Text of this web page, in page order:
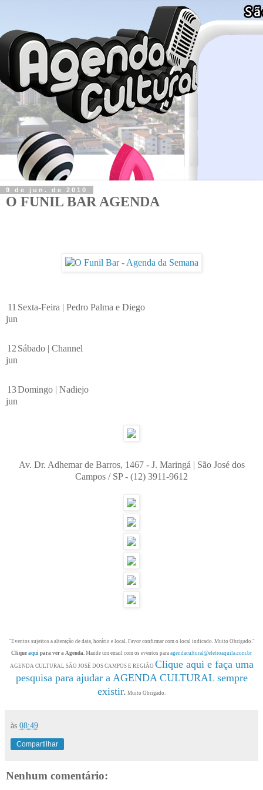
9 de jun. de 2010
O FUNIL BAR AGENDA
11
jun
Sexta-Feira | Pedro Palma e Diego
12
jun
Sábado | Channel
13
jun
Domingo | Nadiejo
Av. Dr. Adhemar de Barros, 1467 - J. Maringá | São José dos
Campos / SP - (12) 3911-9612
"Eventos sujeitos a alteração de data, horário e local. Favor confirmar com o local indicado. Muito Obrigado."
Clique aqui para ver a Agenda. Mande um email com os eventos para agendacultural@eletroaquila.com.br
AGENDA CULTURAL SÃO JOSÉ DOS CAMPOS E REGIÃO Clique aqui e faça uma
pesquisa para ajudar a AGENDA CULTURAL sempre
existir. Muito Obrigado.
às 08:49
Compartilhar
Nenhum comentário: